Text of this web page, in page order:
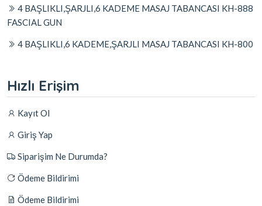
4 BAŞLIKLI,ŞARJLI,6 KADEME MASAJ TABANCASI KH-888
FASCIAL GUN
4 BAŞLIKLI,6 KADEME,ŞARJLI MASAJ TABANCASI KH-800
Hızlı Erişim
Kayıt Ol
Giriş Yap
Siparişim Ne Durumda?
Ödeme Bildirimi
Ödeme Bildirimi